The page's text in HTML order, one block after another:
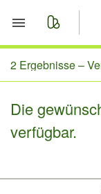
Start
2 Ergebnisse –
Die
verfügbar.